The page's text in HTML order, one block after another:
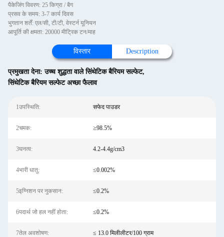
पैकेजिंग विवरण: 25 किग्रा / बैग
प्रसव के समय: 3-7 कार्य दिवस
भुगतान शर्तें: एल/सी, टी/टी, वेस्टर्न यूनियन
आपूर्ति की क्षमता: 20000 मीट्रिक टन/माह
विस्तार Description
प्रमुखता देना:उच्च शुद्धता वाले सिंथेटिक बैरियम सल्फेट,
सिंथेटिक बैरियम सल्फेट अच्छा फैलाव
1उपस्थिति: सफेद पाउडर
2चमक: ≥98.5%
3घनत्व: 4.2-4.4g/cm3
4भारी धातु: ≤0.002%
5इग्निशन पर नुकसान: ≤0.2%
6पदार्थ जो हल नहीं होता: ≤0.2%
7तेल अवशोषण: ≤ 13.0 मिलीलीटर/100 ग्राम